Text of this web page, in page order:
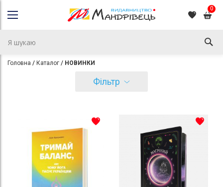
0
Головна Каталог НОВИНКИ
Фільтр